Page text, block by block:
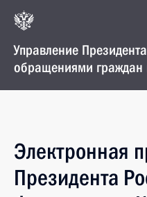
Управление
обращениями граждан
Электронная
Президента